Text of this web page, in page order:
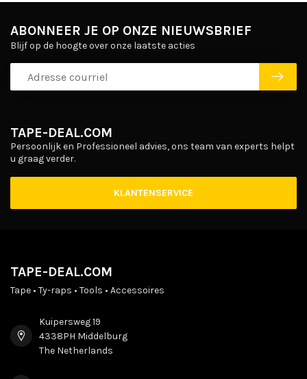
TAPE-DEAL.COM
Persoonlijk en Professioneel advies, ons team van experts helpt
u graag verder.
KLANTENSERVICE
ABONNEER JE OP ONZE NIEUWSBRIEF
Blijf op de hoogte over onze laatste acties
TAPE-DEAL.COM
Tape • Ty-raps • Tools • Accessoires
Kuipersweg 19
4338PH Middelburg
The Netherlands